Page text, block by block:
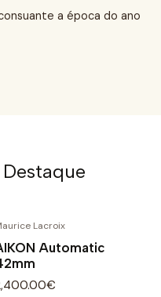
a época do ano
Lacroix
Automatic